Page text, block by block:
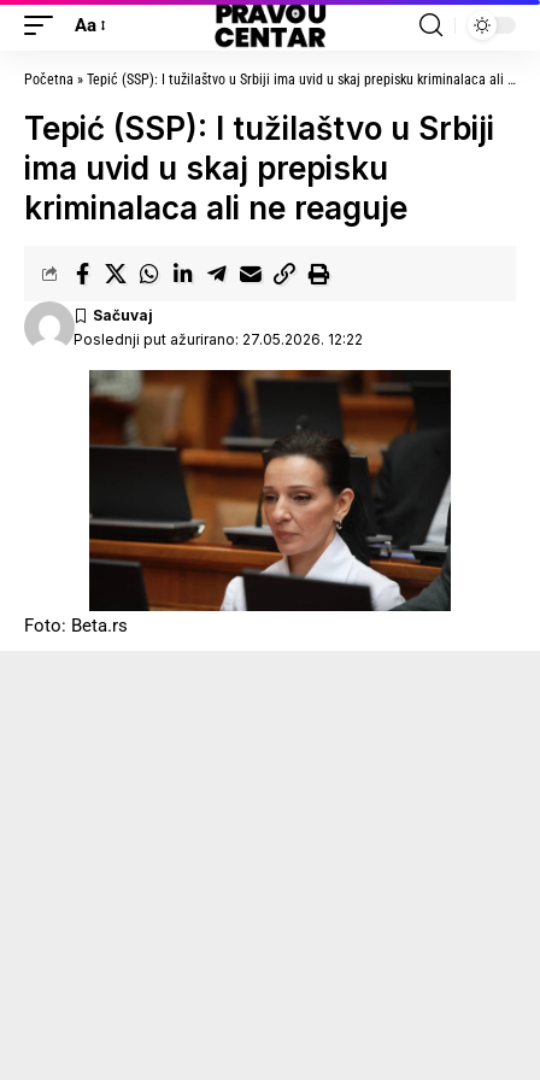
Aa
Početna » Tepić (SSP): I tužilaštvo u Srbiji ima uvid u skaj prepisku kriminalaca ali ne reaguje
Tepić (SSP): I tužilaštvo u Srbiji
ima uvid u skaj prepisku
kriminalaca ali ne reaguje
Poslednji put ažurirano: 27.05.2026. 12:22
Foto: Beta.rs